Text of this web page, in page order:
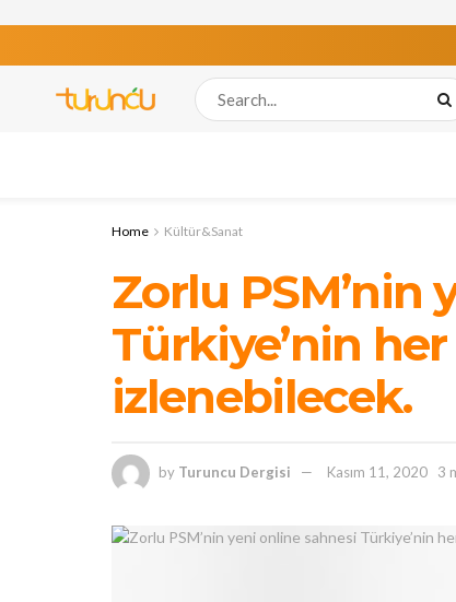
Home Kültür&Sanat
Zorlu PSM’nin
Türkiye’nin
izlenebilecek.
by Turuncu Dergisi Kasım 11, 2020 3